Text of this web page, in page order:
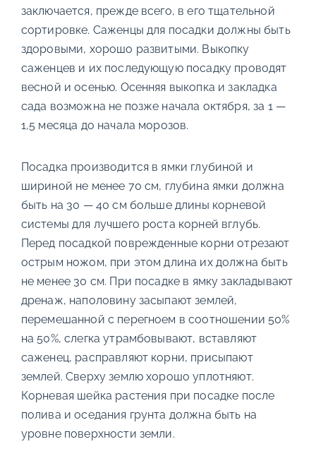
заключается, прежде всего, в его тщательной
сортировке. Саженцы для посадки должны быть
здоровыми, хорошо развитыми. Выкопку
саженцев и их последующую посадку проводят
весной и осенью. Осенняя выкопка и закладка
сада возможна не позже начала октября, за 1 —
1,5 месяца до начала морозов.
Посадка производится в ямки глубиной и
шириной не менее 70 см, глубина ямки должна
быть на 30 — 40 см больше длины корневой
системы для лучшего роста корней вглубь.
Перед посадкой поврежденные корни отрезают
острым ножом, при этом длина их должна быть
не менее 30 см. При посадке в ямку закладывают
дренаж, наполовину засыпают землей,
перемешанной с перегноем в соотношении 50%
на 50%, слегка утрамбовывают, вставляют
саженец, расправляют корни, присыпают
землей. Сверху землю хорошо уплотняют.
Корневая шейка растения при посадке после
полива и оседания грунта должна быть на
уровне поверхности земли.